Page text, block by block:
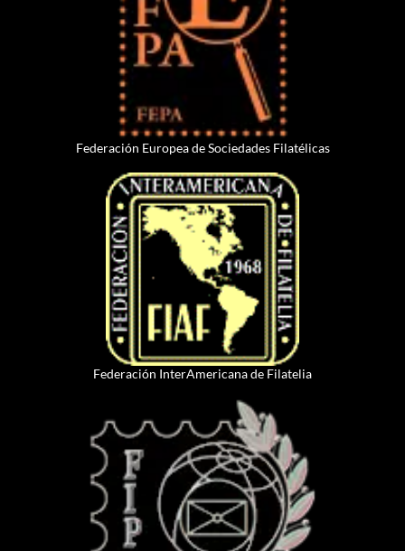
Federación Europea de Sociedades Filatélicas
Federación InterAmericana de Filatelia